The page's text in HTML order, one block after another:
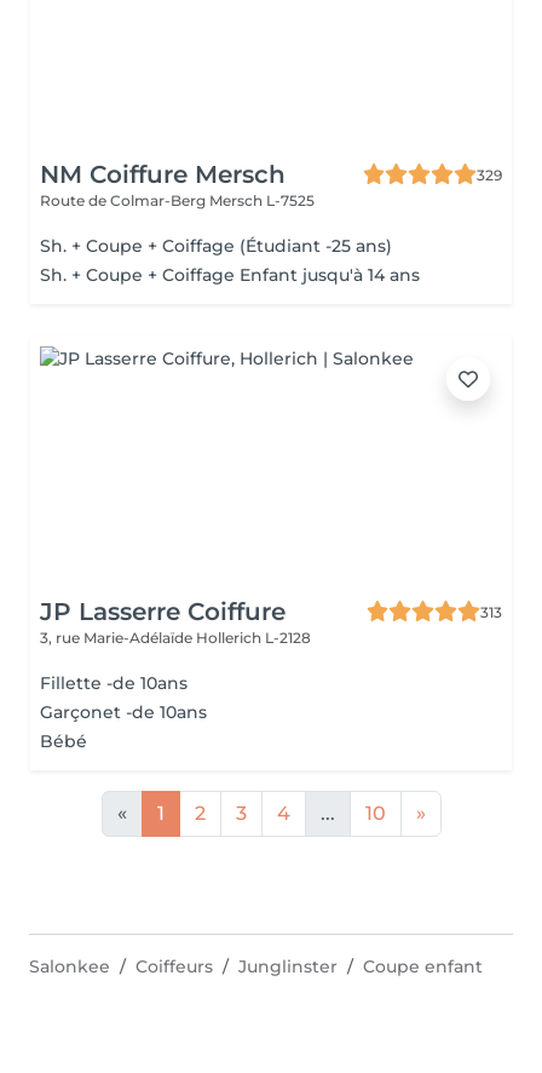
NM Coiffure Mersch
329
Route de Colmar-Berg Mersch L-7525
Sh. + Coupe + Coiffage (Étudiant -25 ans)
Sh. + Coupe + Coiffage Enfant jusqu'à 14 ans
JP Lasserre Coiffure
313
3, rue Marie-Adélaïde Hollerich L-2128
Fillette -de 10ans
Garçonet -de 10ans
Bébé
« 1 2 3 4 ... 10 »
Salonkee Coiffeurs Junglinster Coupe enfant